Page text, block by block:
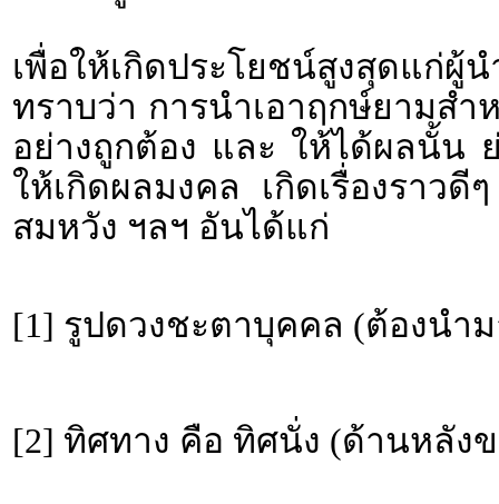
เพื่อให้เกิดประโยชน์สูงสุดแก่
ทราบว่า การนำเอาฤกษ์ยามส
อย่างถูกต้อง และ ให้ได้ผลนั้น
ให้เกิดผลมงคล เกิดเรื่องราว
สมหวัง ฯลฯ อันได้แก่
[1] รูปดวงชะตาบุคคล (ต้องนำ
[2] ทิศทาง คือ ทิศนั่ง (ด้านหลัง